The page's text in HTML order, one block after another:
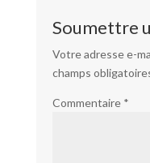
Soumettre
Votre adresse e-
champs
Commentaire *